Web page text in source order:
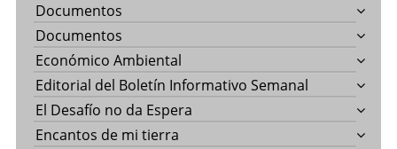
Documentos
Documentos
Económico Ambiental
Editorial del Boletín Informativo Semanal
El Desafío no da Espera
Encantos de mi tierra